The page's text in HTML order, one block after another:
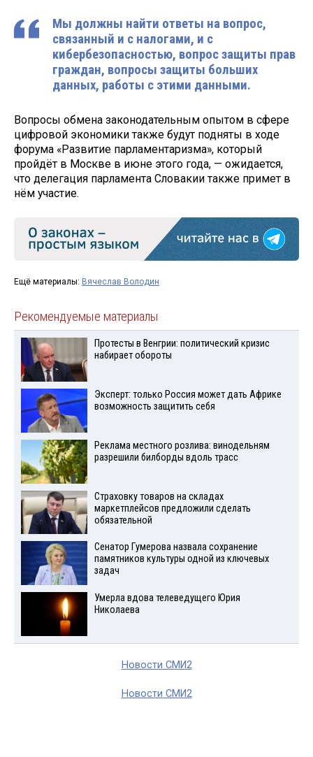
Мы должны найти ответы на вопрос,
связанный и с налогами, и с
кибербезопасностью, вопрос защиты прав
граждан, вопросы защиты больших
данных, работы с этими данными.
Вопросы обмена законодательным опытом в сфере
цифровой экономики также будут подняты в ходе
форума «Развитие парламентаризма», который
пройдёт в Москве в июне этого года, — ожидается,
что делегация парламента Словакии также примет в
нём участие.
Ещё материалы: Вячеслав Володин
Рекомендуемые материалы
Протесты в Венгрии: политический кризис
набирает обороты
Эксперт: только Россия может дать Африке
возможность защитить себя
Реклама местного розлива: винодельням
разрешили билборды вдоль трасс
Страховку товаров на складах
маркетплейсов предложили сделать
обязательной
Сенатор Гумерова назвала сохранение
памятников культуры одной из ключевых
задач
Умерла вдова телеведущего Юрия
Николаева
Новости СМИ2
Новости СМИ2